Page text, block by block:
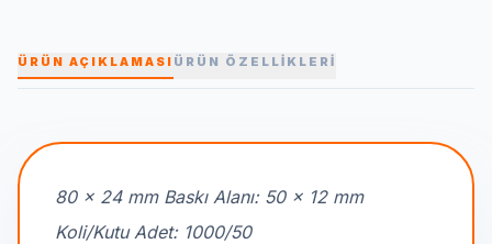
ÜRÜN AÇIKLAMASI ÜRÜN ÖZELLİKLERİ
80 x 24 mm Baskı Alanı: 50 x 12 mm
Koli/Kutu Adet: 1000/50